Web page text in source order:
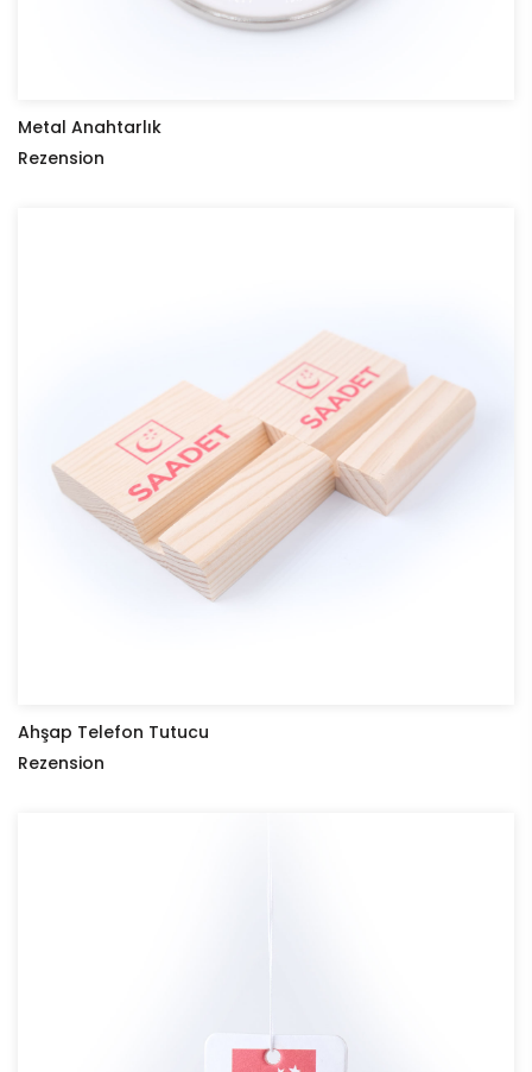
Metal Anahtarlık
Rezension
Ahşap Telefon Tutucu
Rezension